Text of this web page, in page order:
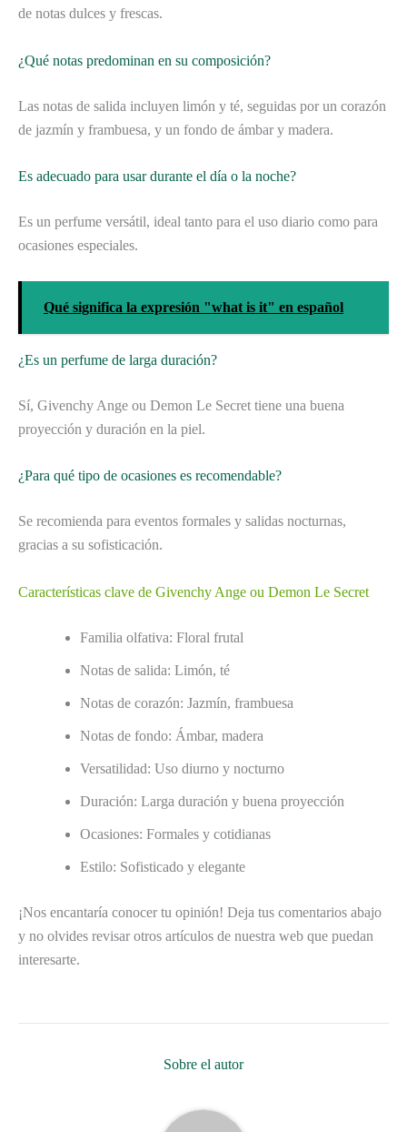
de notas dulces y frescas.
¿Qué notas predominan en su composición?
Las notas de salida incluyen limón y té, seguidas por un corazón
de jazmín y frambuesa, y un fondo de ámbar y madera.
Es adecuado para usar durante el día o la noche?
Es un perfume versátil, ideal tanto para el uso diario como para
ocasiones especiales.
Qué significa la expresión "what is it" en español
¿Es un perfume de larga duración?
Sí, Givenchy Ange ou Demon Le Secret tiene una buena
proyección y duración en la piel.
¿Para qué tipo de ocasiones es recomendable?
Se recomienda para eventos formales y salidas nocturnas,
gracias a su sofisticación.
Características clave de Givenchy Ange ou Demon Le Secret
Familia olfativa: Floral frutal
Notas de salida: Limón, té
Notas de corazón: Jazmín, frambuesa
Notas de fondo: Ámbar, madera
Versatilidad: Uso diurno y nocturno
Duración: Larga duración y buena proyección
Ocasiones: Formales y cotidianas
Estilo: Sofisticado y elegante
¡Nos encantaría conocer tu opinión! Deja tus comentarios abajo
y no olvides revisar otros artículos de nuestra web que puedan
interesarte.
Sobre el autor